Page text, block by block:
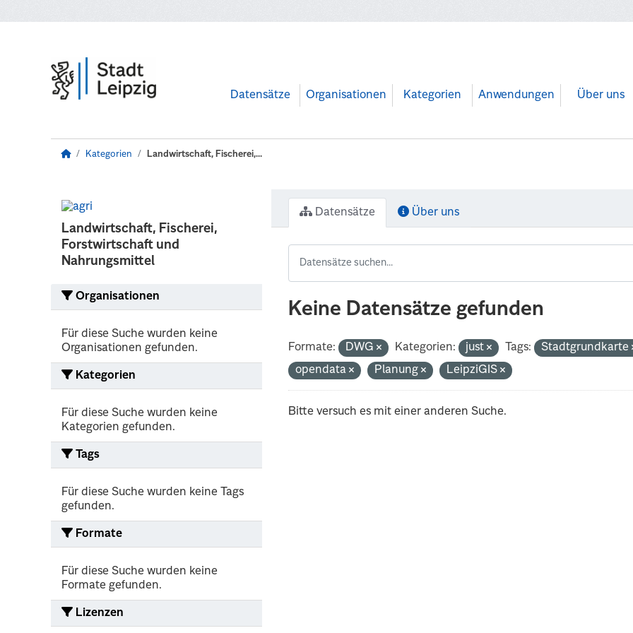
Datensätze Organisationen Kategorien Anwendungen Über uns
Kategorien Landwirtschaft, Fischerei,...
Landwirtschaft, Fischerei,
Forstwirtschaft und
Nahrungsmittel
Organisationen
Für diese Suche wurden keine
Organisationen gefunden.
Kategorien
Für diese Suche wurden keine
Kategorien gefunden.
Tags
Für diese Suche wurden keine Tags
gefunden.
Formate
Für diese Suche wurden keine
Formate gefunden.
Lizenzen
Datensätze Über uns
Keine Datensätze gefunden
Formate: DWG Kategorien: just Tags:
Stadtgrundkarte
opendata
Planung LeipziGIS
Bitte versuch es mit einer anderen Suche.